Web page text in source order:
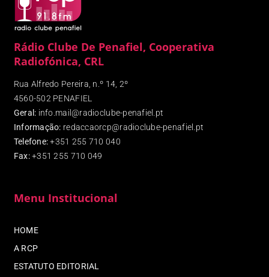
Rádio Clube De Penafiel, Cooperativa
Radiofónica, CRL
Rua Alfredo Pereira, n.º 14, 2º
4560-502 PENAFIEL
Geral: info.mail@radioclube-penafiel.pt
Informação: redaccaorcp@radioclube-penafiel.pt
Telefone: +351 255 710 040
Fax:+351 255 710 049
Menu Institucional
HOME
A RCP
ESTATUTO EDITORIAL